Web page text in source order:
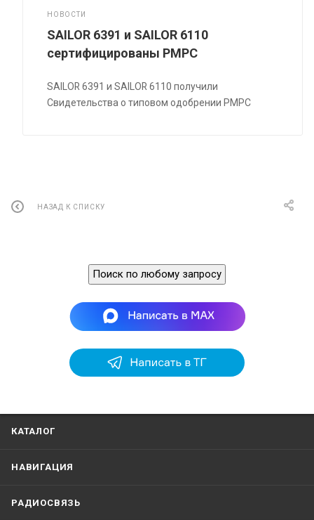
НОВОСТИ
SAILOR 6391 и SAILOR 6110
сертифицированы РМРС
SAILOR 6391 и SAILOR 6110 получили
Свидетельства о типовом одобрении РМРС
НАЗАД К СПИСКУ
Поиск по любому запросу
КАТАЛОГ
НАВИГАЦИЯ
РАДИОСВЯЗЬ